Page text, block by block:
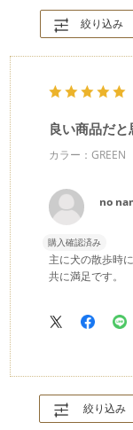
絞り込み
良い商品だ
カラー：GREEN
no
購入確認済み
主に犬の散歩時
共に満足です。
絞り込み